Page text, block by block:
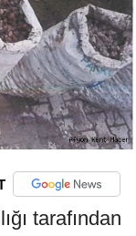
tarafından